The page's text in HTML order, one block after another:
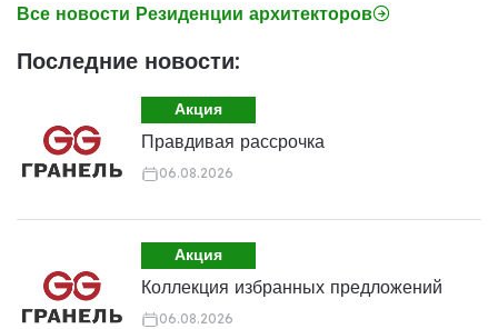
Все новости Резиденции архитекторов
Последние новости:
Акция
Правдивая рассрочка
06.08.2026
Акция
Коллекция избранных предложений
06.08.2026